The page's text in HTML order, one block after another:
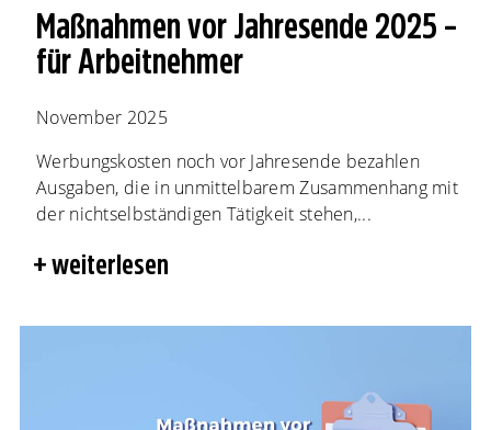
Maßnahmen vor Jahresende 2025 –
für Arbeitnehmer
November 2025
Werbungskosten noch vor Jahresende bezahlen
Ausgaben, die in unmittelbarem Zusammenhang mit
der nichtselbständigen Tätigkeit stehen,...
weiterlesen